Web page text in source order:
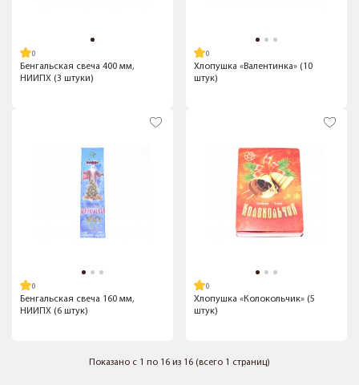
Бенгальская свеча 400 мм,
НИИПХ (3 штуки)
Хлопушка «Валентинка» (10
штук)
Бенгальская свеча 160 мм,
НИИПХ (6 штук)
Хлопушка «Колокольчик» (5
штук)
Показано с 1 по 16 из 16 (всего 1 страниц)